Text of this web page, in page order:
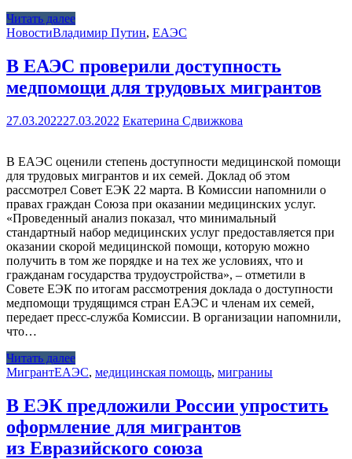
Читать далее
НовостиВладимир Путин, ЕАЭС
В ЕАЭС проверили доступность
медпомощи для трудовых мигрантов
27.03.202227.03.2022 Екатерина Сдвижкова
В ЕАЭС оценили степень доступности медицинской помощи
для трудовых мигрантов и их семей. Доклад об этом
рассмотрел Совет ЕЭК 22 марта. В Комиссии напомнили о
правах граждан Союза при оказании медицинских услуг.
«Проведенный анализ показал, что минимальный
стандартный набор медицинских услуг предоставляется при
оказании скорой медицинской помощи, которую можно
получить в том же порядке и на тех же условиях, что и
гражданам государства трудоустройства», – отметили в
Совете ЕЭК по итогам рассмотрения доклада о доступности
медпомощи трудящимся стран ЕАЭС и членам их семей,
передает пресс-служба Комиссии. В организации напомнили,
что…
Читать далее
МигрантЕАЭС, медицинская помощь, миграниы
В ЕЭК предложили России упростить
оформление для мигрантов
из Евразийского союза